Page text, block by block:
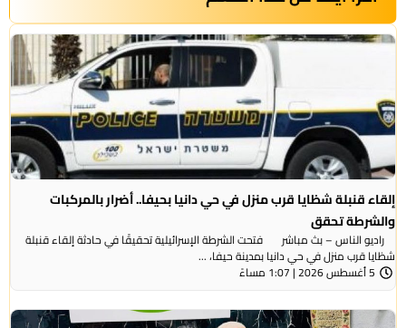
إلقاء قنبلة شظايا قرب منزل في حي دانيا بحيفا.. أضرار بالمركبات
والشرطة تحقق
راديو الناس – بث مباشر فتحت الشرطة الإسرائيلية تحقيقًا في حادثة إلقاء قنبلة
شظايا قرب منزل في حي دانيا بمدينة حيفا، ...
5 أغسطس 2026 | 1:07 مساءً